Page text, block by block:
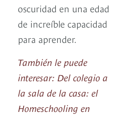
oscuridad en una edad
de increíble capacidad
para aprender.
También le puede
interesar: Del colegio a
la sala de la casa: el
Homeschooling en